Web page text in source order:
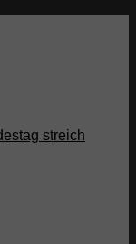
streicht